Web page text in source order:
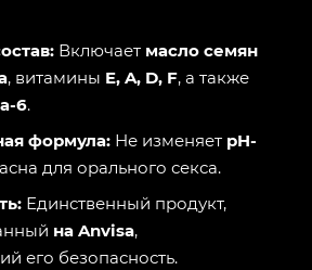
Включает масло семян
, витамины E, A, D, F, а также
6.
формула: Не изменяет pH-
для орального секса.
Единственный продукт,
на Anvisa,
его безопасность.